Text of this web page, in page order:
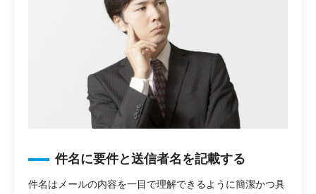
件名に要件と送信者名を記載する
件名はメールの内容を一目で理解できるように簡潔かつ具